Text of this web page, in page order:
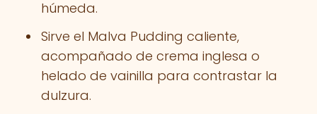
húmeda.
Sirve el Malva Pudding caliente,
acompañado de crema inglesa o
helado de vainilla para contrastar la
dulzura.